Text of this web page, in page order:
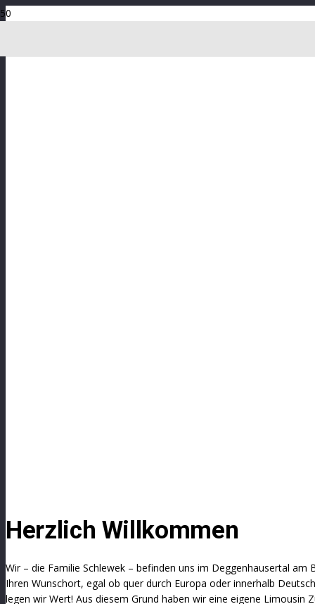
Herzlich Willkommen
Wir – die Familie Schlewek – befinden uns im Deggenhausertal
Ihren Wunschort, egal ob quer durch Europa oder innerhalb
legen wir Wert! Aus diesem Grund haben wir eine eigene